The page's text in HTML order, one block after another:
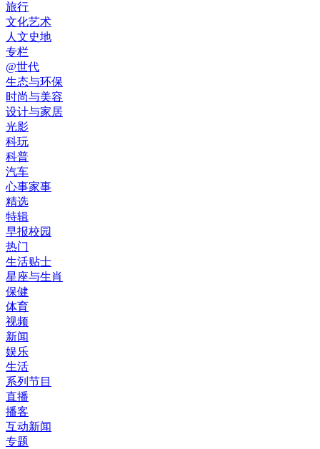
旅行
文化艺术
人文史地
专栏
@世代
生态与环保
时尚与美容
设计与家居
光影
科玩
科普
汽车
心事家事
精选
特辑
早报校园
热门
生活贴士
星座与生肖
保健
体育
视频
新闻
娱乐
生活
系列节目
直播
播客
互动新闻
专题